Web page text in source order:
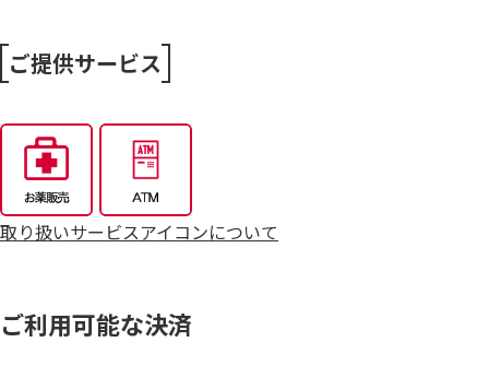
7/25～全力プライス8月号
ご提供サービス
取り扱いサービスアイコンについて
ご利用可能な決済